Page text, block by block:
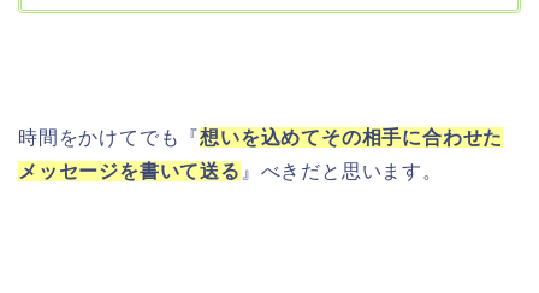
時間をかけてでも『想いを込めてその相手に合わせた
メッセージを書いて送る 』べきだと思います。